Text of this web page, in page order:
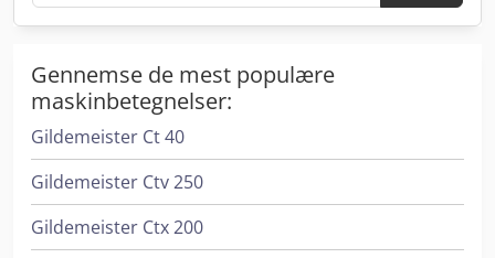
Gennemse de mest populære
maskinbetegnelser:
Gildemeister Ct 40
Gildemeister Ctv 250
Gildemeister Ctx 200